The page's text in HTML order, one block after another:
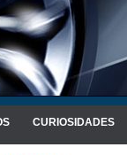
CURIOSIDADES